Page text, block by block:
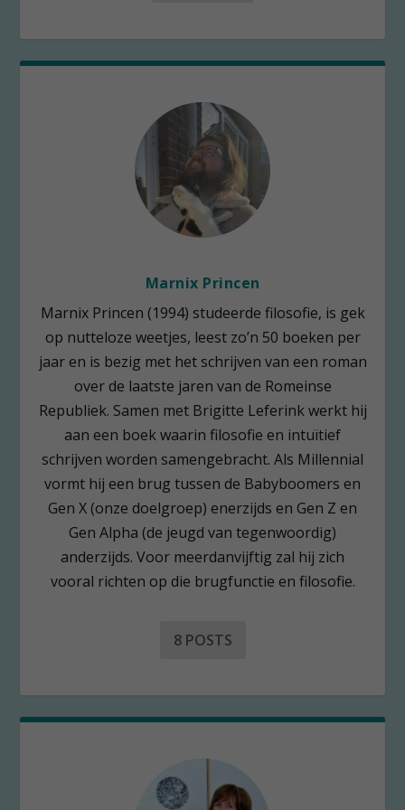
Marnix Princen
Marnix Princen (1994) studeerde filosofie, is gek
op nutteloze weetjes, leest zo’n 50 boeken per
jaar en is bezig met het schrijven van een roman
over de laatste jaren van de Romeinse
Republiek. Samen met Brigitte Leferink werkt hij
aan een boek waarin filosofie en intuïtief
schrijven worden samengebracht. Als Millennial
vormt hij een brug tussen de Babyboomers en
Gen X (onze doelgroep) enerzijds en Gen Z en
Gen Alpha (de jeugd van tegenwoordig)
anderzijds. Voor meerdanvijftig zal hij zich
vooral richten op die brugfunctie en filosofie.
8 POSTS